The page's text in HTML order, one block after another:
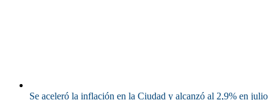
Se aceleró la inflación en la Ciudad y alcanzó al 2,9% en julio